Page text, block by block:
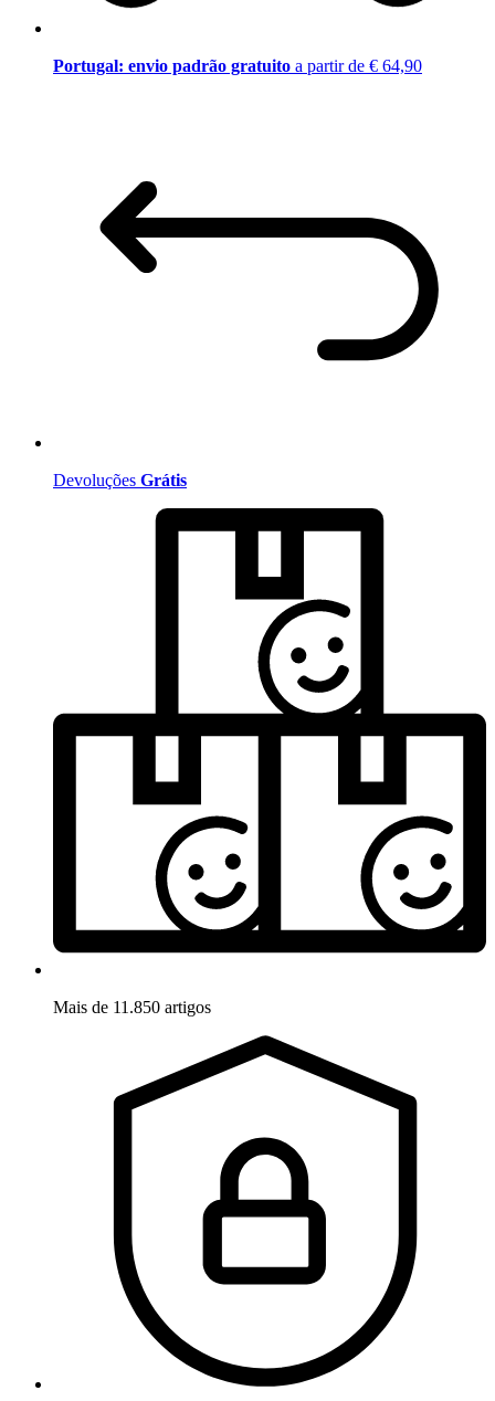
Portugal: envio padrão gratuito a partir de € 64,90
Devoluções Grátis
Mais de 11.850 artigos